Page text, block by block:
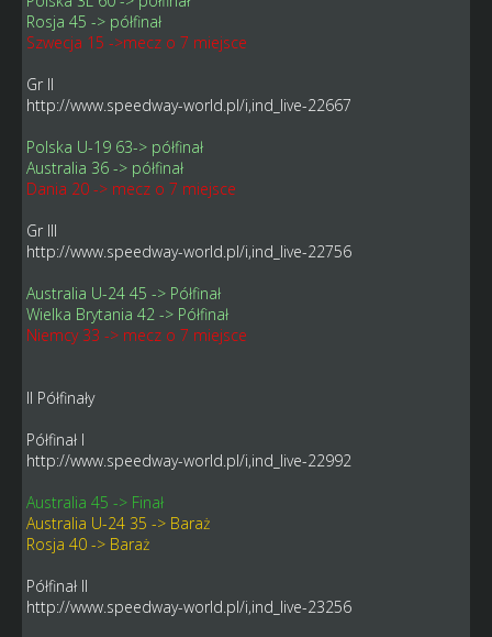
Rosja 45 -> półfinał
Szwecja 15 ->mecz o 7 miejsce
Gr II
http://www.speedway-world.pl/i,ind_live-22667
Polska U-19 63-> półfinał
Australia 36 -> półfinał
Dania 20 -> mecz o 7 miejsce
Gr III
http://www.speedway-world.pl/i,ind_live-22756
Australia U-24 45 -> Półfinał
Wielka Brytania 42 -> Półfinał
Niemcy 33 -> mecz o 7 miejsce
II Półfinały
Półfinał I
http://www.speedway-world.pl/i,ind_live-22992
Australia 45 -> Finał
Australia U-24 35 -> Baraż
Rosja 40 -> Baraż
Półfinał II
http://www.speedway-world.pl/i,ind_live-23256